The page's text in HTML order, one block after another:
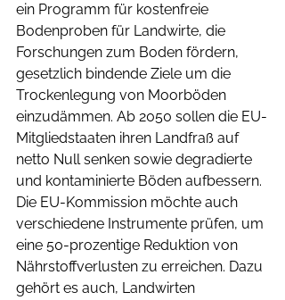
ein Programm für kostenfreie
Bodenproben für Landwirte, die
Forschungen zum Boden fördern,
gesetzlich bindende Ziele um die
Trockenlegung von Moorböden
einzudämmen. Ab 2050 sollen die EU-
Mitgliedstaaten ihren Landfraß auf
netto Null senken sowie degradierte
und kontaminierte Böden aufbessern.
Die EU-Kommission möchte auch
verschiedene Instrumente prüfen, um
eine 50-prozentige Reduktion von
Nährstoffverlusten zu erreichen. Dazu
gehört es auch, Landwirten